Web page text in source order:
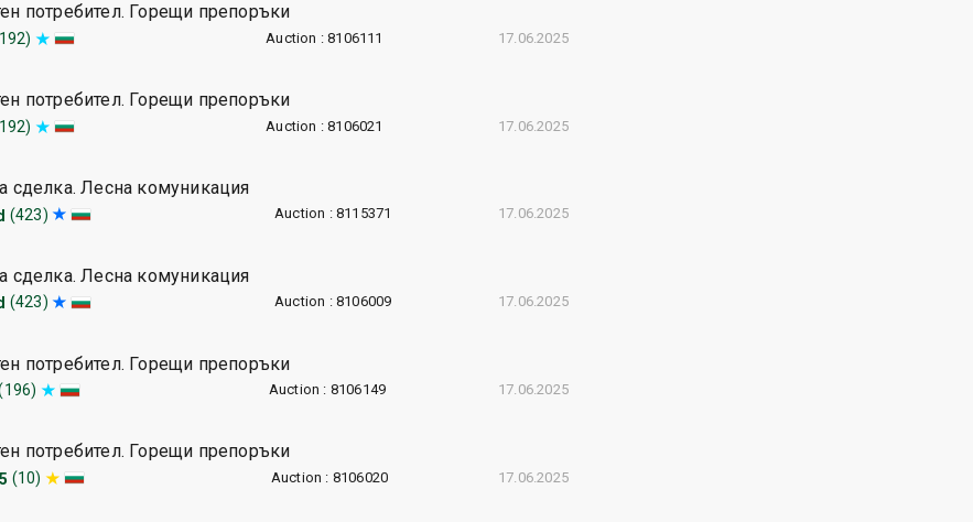
потребител. Горещи препоръки
Auction : 8106111 17.06.2025
потребител. Горещи препоръки
Auction : 8106021 17.06.2025
сделка. Лесна комуникация
(423) Auction : 8115371 17.06.2025
сделка. Лесна комуникация
(423) Auction : 8106009 17.06.2025
потребител. Горещи препоръки
Auction : 8106149 17.06.2025
потребител. Горещи препоръки
(10) Auction : 8106020 17.06.2025